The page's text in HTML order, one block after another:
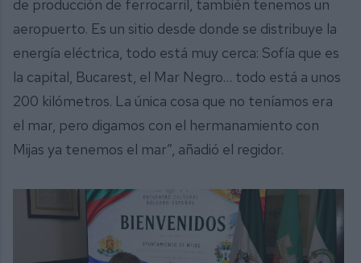
de producción de ferrocarril, también tenemos un
aeropuerto. Es un sitio desde donde se distribuye la
energía eléctrica, todo está muy cerca: Sofía que es
la capital, Bucarest, el Mar Negro… todo está a unos
200 kilómetros. La única cosa que no teníamos era
el mar, pero digamos con el hermanamiento con
Mijas ya tenemos el mar”, añadió el regidor.